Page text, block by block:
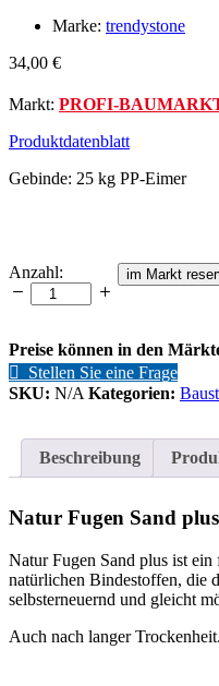
Marke: trendystone
34,00 €
Markt: PROFI-
Produktdatenblatt
Gebinde: 25 kg PP-Eimer
Naturfugensand
plus
-
trendystone
Anzahl
Anzahl: im Markt
Preise können in den
Stellen Sie eine Frage
SKU: N/A Kategorien:
Beschreibung
Natur Fugen Sand
Natur Fugen Sand plus ist
natürlichen Bindestoffen, die
selbsterneuernd und gleicht
Auch nach langer